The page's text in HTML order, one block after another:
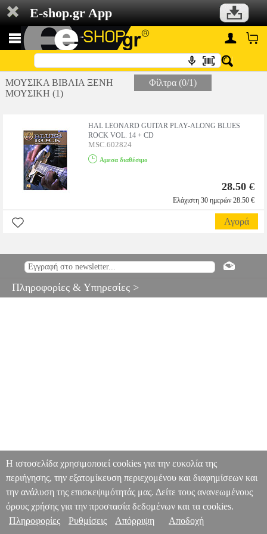
E-shop.gr App
ΜΟΥΣΙΚΑ ΒΙΒΛΙΑ ΞΕΝΗ
ΜΟΥΣΙΚΗ (1)
Φίλτρα (0/1)
HAL LEONARD GUITAR PLAY-ALONG BLUES
ROCK VOL. 14 + CD
MSC.602824
Αμεσα διαθέσιμο
28.50 €
Ελάχιστη 30 ημερών 28.50 €
Αγορά
Πληροφορίες & Υπηρεσίες >
Η ιστοσελίδα χρησιμοποιεί cookies για την ευκολία της
περιήγησης, την εξατομίκευση περιεχομένου και διαφημίσεων και
την ανάλυση της επισκεψιμότητάς μας. Δείτε τους ανανεωμένους
όρους χρήσης για την προστασία δεδομένων και τα cookies.
Πληροφορίες
Ρυθμίσεις Απόρριψη Αποδοχή